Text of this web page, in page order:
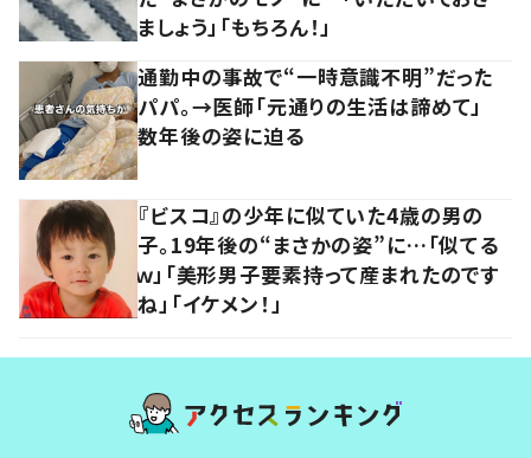
ましょう」「もちろん！」
通勤中の事故で“一時意識不明”だった
パパ。→医師「元通りの生活は諦めて」
数年後の姿に迫る
『ビスコ』の少年に似ていた4歳の男の
子。19年後の“まさかの姿”に…「似てる
ｗ」「美形男子要素持って産まれたのです
ね」「イケメン！」